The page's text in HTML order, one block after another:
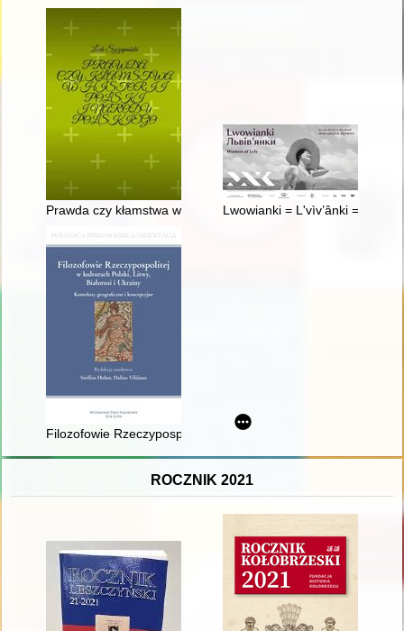
Prawda czy kłamstwa w historii Polski i narodu polskiego
Lwowianki = L'vìv’ânki =
Filozofowie Rzeczypospolitej w kulturach Polski, Litwy,
ROCZNIK 2021